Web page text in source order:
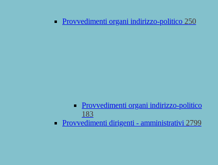
Provvedimenti organi indirizzo-politico 250
Provvedimenti organi indirizzo-politico
183
Provvedimenti dirigenti - amministrativi 2799